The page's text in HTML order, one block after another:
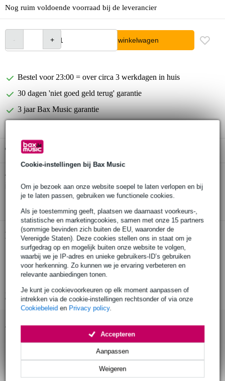
Cookie-instellingen bij Bax Music
Om je bezoek aan onze website soepel te laten verlopen en bij
je te laten passen, gebruiken we functionele cookies.
Als je toestemming geeft, plaatsen we daarnaast voorkeurs-,
statistische en marketingcookies, samen met onze 15 partners
(sommige bevinden zich buiten de EU, waaronder de
Verenigde Staten). Deze cookies stellen ons in staat om je
surfgedrag op en mogelijk buiten onze website te volgen,
waarbij we je IP-adres en unieke gebruikers-ID’s gebruiken
voor herkenning. Zo kunnen we je ervaring verbeteren en
relevante aanbiedingen tonen.
Je kunt je cookievoorkeuren op elk moment aanpassen of
intrekken via de cookie-instellingen rechtsonder of via onze
Cookiebeleid en Privacy policy.
Weigeren
Aanpassen
Accepteren
Nog ruim voldoende voorraad bij de leverancier
In winkelwagen
Bestel voor 23:00 = over circa 3 werkdagen in huis
30 dagen 'niet goed geld terug' garantie
3 jaar Bax Music garantie
Gratis ophalen in de winkel
Twijfel je of de
instrumentmicrofoonbij je past? Doe de check.
Start de check
Productinformatie
overhead instrumentmicrofoon
condensatormicrofoon met back electret-constructie
ontworpen voor hoge- en middenfrequentie-instrumenten
Bekijk alle productspecificaties
Accessoires (9)